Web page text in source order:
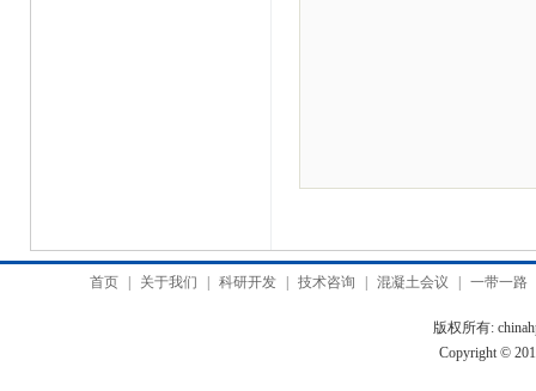
首页 关于我们 科研开发 技术咨询 混凝土会议 一带一路
版权所有:
Copyright ©